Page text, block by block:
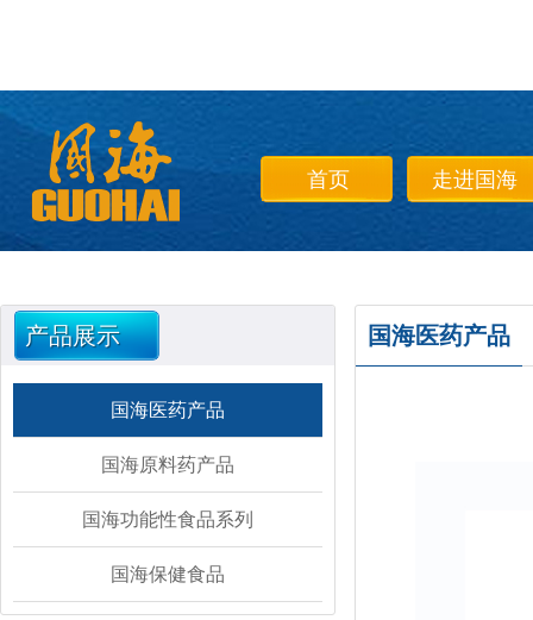
首页 走进国海
产品展示
国海医药产品
国海原料药产品
国海功能性食品系列
国海保健食品
国海医药产品